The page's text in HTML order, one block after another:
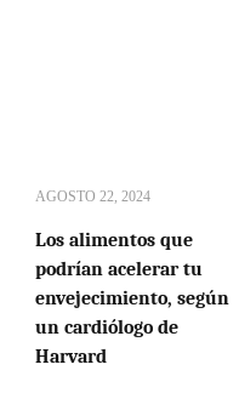
AGOSTO 22, 2024
Los alimentos que
podrían acelerar tu
envejecimiento, según
un cardiólogo de
Harvard